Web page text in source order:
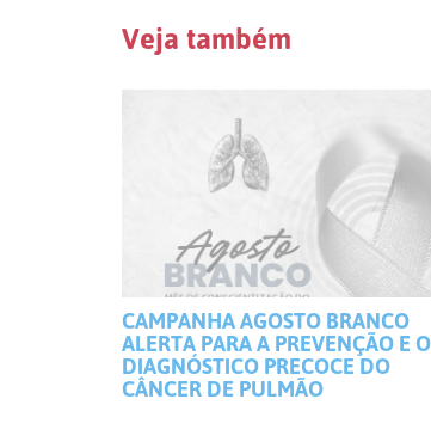
Veja também
CAMPANHA AGOSTO BRANCO
ALERTA PARA A PREVENÇÃO E O
DIAGNÓSTICO PRECOCE DO
CÂNCER DE PULMÃO